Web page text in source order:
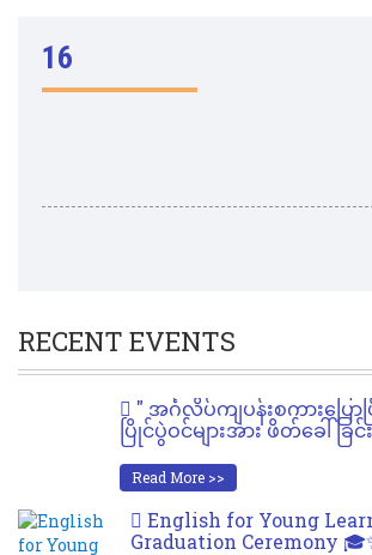
16
RECENT EVENTS
" အင်္ဂလိပ်ကျပန်းစကားပြ
ပြိုင်ပွဲဝင်များအား ဖိတ်ခေါ်ခြင်
Read More >>
English for Young
Graduation Ceremony